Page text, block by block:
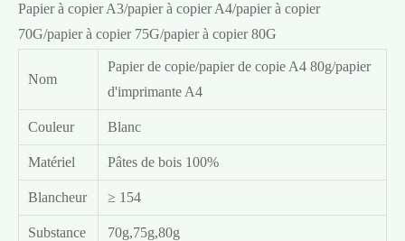
Papier à copier A3/papier à copier A4/papier à copier
70G/papier à copier 75G/papier à copier 80G
Nom
Papier de copie/papier de copie A4 80g/papier
d'imprimante A4
Couleur Blanc
Matériel Pâtes de bois 100%
Blancheur ≥ 154
Substance 70g,75g,80g